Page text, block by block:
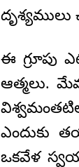
ఈ గ్రూపు
ఆత్మలు.
ఎందుకు
ఒకవేళ